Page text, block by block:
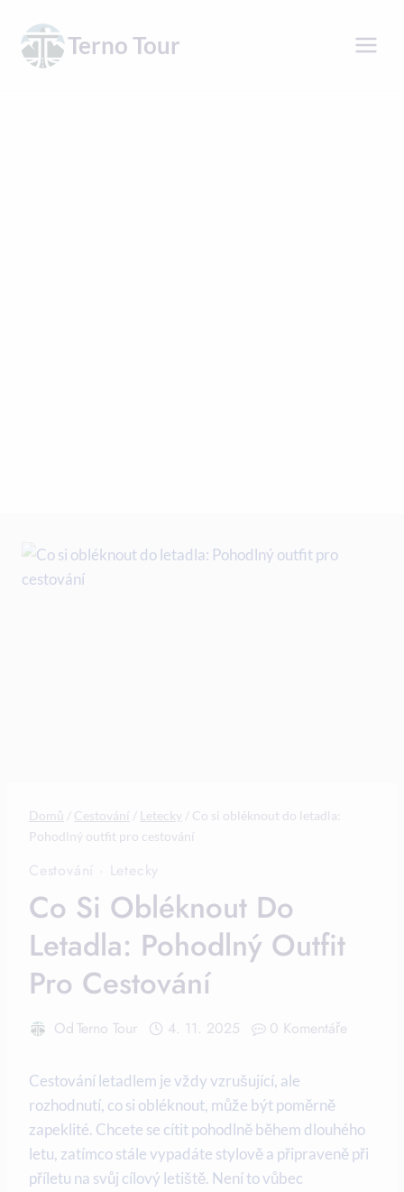
obsah
Terno Tour
Domů / Cestování / Letecky / Co si obléknout do letadla:
Pohodlný outfit pro cestování
Cestování · Letecky
Co Si Obléknout Do
Letadla: Pohodlný Outfit
Pro Cestování
OdTerno Tour 4. 11. 2025 0 Komentáře
Cestování letadlem je vždy vzrušující, ale
rozhodnutí, co si obléknout, může být poměrně
zapeklité. Chcete se cítit pohodlně během dlouhého
letu, zatímco stále vypadáte stylově a připraveně při
příletu na svůj cílový letiště. Není to vůbec